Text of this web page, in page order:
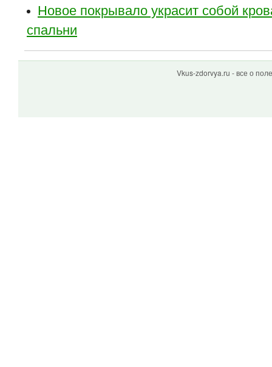
Новое покрывало украсит собой
спальни
Vkus-zdorvya.ru - все о